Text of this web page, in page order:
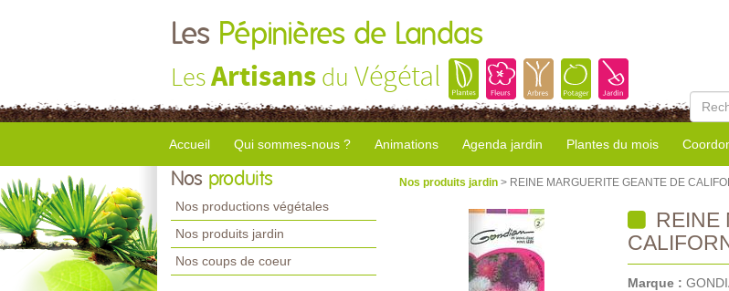
Les Pépinières de Landas
LesArtisans du Végétal
Accueil Qui sommes-nous ? Animations Agenda jardin Plantes du mois
Nos produits
Nos productions végétales
Nos produits jardin
Nos coups de coeur
Nos produits jardin > REINE MARGUERITE GEANTE DE
REINE
Marque :